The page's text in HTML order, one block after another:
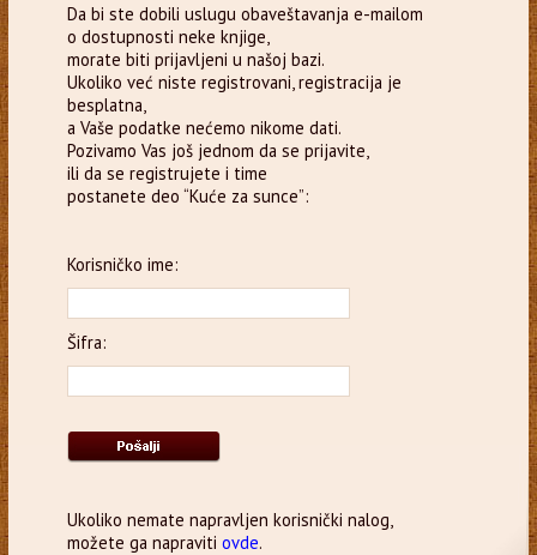
Da bi ste dobili uslugu obaveštavanja e-mailom
o dostupnosti neke knjige,
morate biti prijavljeni u našoj bazi.
Ukoliko već niste registrovani, registracija je
besplatna,
a Vaše podatke nećemo nikome dati.
Pozivamo Vas još jednom da se prijavite,
ili da se registrujete i time
postanete deo “Kuće za sunce”:
Korisničko ime:
Šifra:
Ukoliko nemate napravljen korisnički nalog,
možete ga napraviti ovde.